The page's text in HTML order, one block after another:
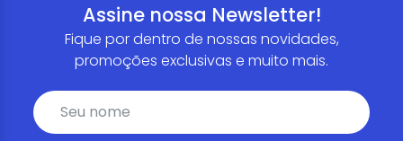
Assine nossa Newsletter!
Fique por dentro de nossas novidades,
promoções exclusivas e muito mais.